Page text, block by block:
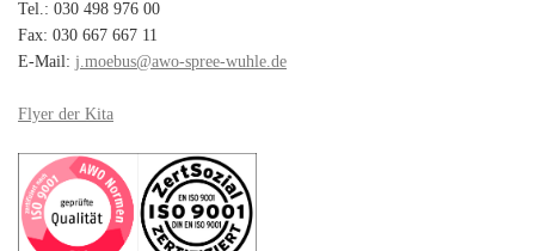
Tel.: 030 498 976 00
Fax: 030 667 667 11
E-Mail: j.moebus@awo-spree-wuhle.de
Flyer der Kita